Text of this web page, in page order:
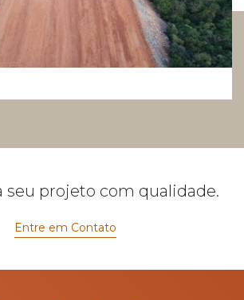
seu projeto com qualidade.
Entre em Contato